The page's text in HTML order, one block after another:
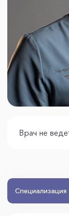
Врач не
Специализация